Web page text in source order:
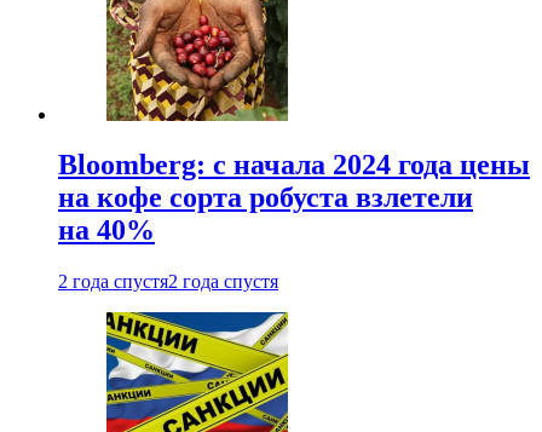
Bloomberg: с начала 2024 года цены
на кофе сорта робуста взлетели
на 40%
2 года спустя2 года спустя